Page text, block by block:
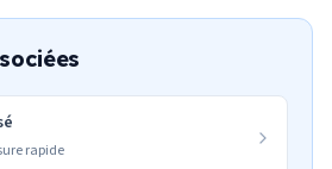
rapide